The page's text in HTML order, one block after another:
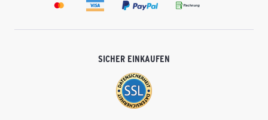
SICHER EINKAUFEN